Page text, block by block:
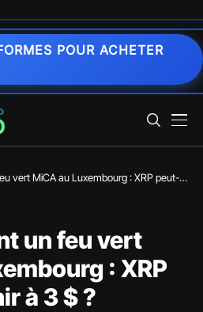
POUR ACHETER
vert MiCA au Luxembourg : XRP peut-il
un feu vert
: XRP
à 3 $ ?